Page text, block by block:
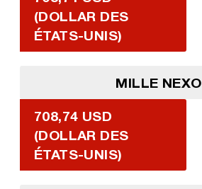
(DOLLAR DES
ÉTATS-UNIS)
MILLE NEXO
708,74 USD
(DOLLAR DES
ÉTATS-UNIS)